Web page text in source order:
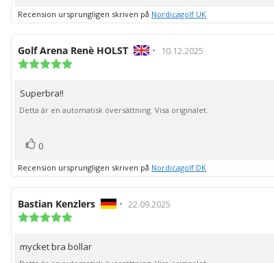
Recension ursprungligen skriven på Nordicagolf UK
Recensionsförfattare:
Golf Arena Renè HOLST • Recensionsdatum:
10.12.2025
stjärnor
Recensionstext:
Superbra!!
Detta är en automatisk översättning. Visa originalet.
Rösta
0
Recension ursprungligen skriven på Nordicagolf DK
Recensionsförfattare:
Bastian Kenzlers • Recensionsdatum:
22.09.2025
5
stjärnor
Recensionstext:
mycket bra bollar